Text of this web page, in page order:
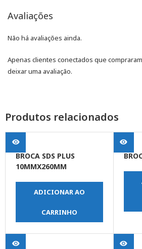
Avaliações
Não há avaliações ainda.
Apenas clientes conectados que
deixar uma avaliação.
Produtos relacionados
BROCA SDS PLUS
10MMX260MM
ADICIONAR AO
CARRINHO